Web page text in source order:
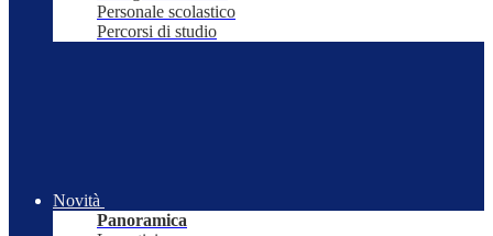
Personale scolastico
Percorsi di studio
Novità
Panoramica